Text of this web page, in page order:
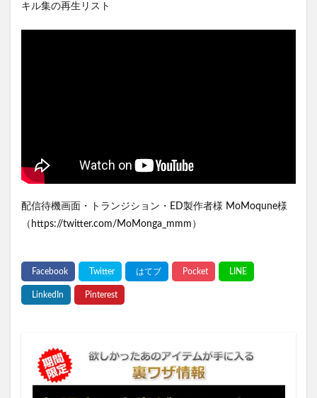
キル集の再生リスト
配信待機画面・トランジション・ED製作者様 MoMoqune様
（https://twitter.com/MoMonga_mmm）